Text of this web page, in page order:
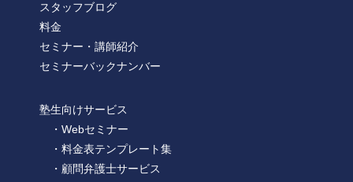
スタッフブログ
料金
セミナー・講師紹介
セミナーバックナンバー
塾生向けサービス
・Webセミナー
・料金表テンプレート集
・顧問弁護士サービス